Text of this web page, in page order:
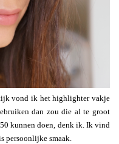
vond ik het highlighter vakje
dan zou die al te groot
kunnen doen, denk ik. Ik vind
persoonlijke smaak.